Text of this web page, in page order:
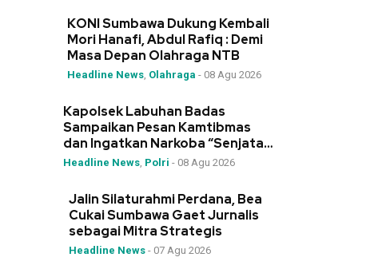
KONI Sumbawa Dukung Kembali
Mori Hanafi, Abdul Rafiq : Demi
Masa Depan Olahraga NTB
Headline News, Olahraga - 08 Agu 2026
Kapolsek Labuhan Badas
Sampaikan Pesan Kamtibmas
dan Ingatkan Narkoba “Senjata
Pemusnah Generasi”
Headline News, Polri - 08 Agu 2026
Jalin Silaturahmi Perdana, Bea
Cukai Sumbawa Gaet Jurnalis
sebagai Mitra Strategis
Headline News- 07 Agu 2026